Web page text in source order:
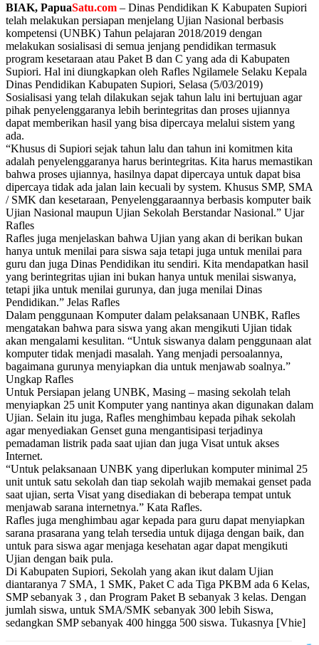
BIAK, PapuaSatu.com – Dinas Pendidikan K Kabupaten Supiori
telah melakukan persiapan menjelang Ujian Nasional berbasis
kompetensi (UNBK) Tahun pelajaran 2018/2019 dengan
melakukan sosialisasi di semua jenjang pendidikan termasuk
program kesetaraan atau Paket B dan C yang ada di Kabupaten
Supiori. Hal ini diungkapkan oleh Rafles Ngilamele Selaku Kepala
Dinas Pendidikan Kabupaten Supiori, Selasa (5/03/2019)
Sosialisasi yang telah dilakukan sejak tahun lalu ini bertujuan agar
pihak penyelenggaranya lebih berintegritas dan proses ujiannya
dapat memberikan hasil yang bisa dipercaya melalui sistem yang
ada.
“Khusus di Supiori sejak tahun lalu dan tahun ini komitmen kita
adalah penyelenggaranya harus berintegritas. Kita harus memastikan
bahwa proses ujiannya, hasilnya dapat dipercaya untuk dapat bisa
dipercaya tidak ada jalan lain kecuali by system. Khusus SMP, SMA
/ SMK dan kesetaraan, Penyelenggaraannya berbasis komputer baik
Ujian Nasional maupun Ujian Sekolah Berstandar Nasional.” Ujar
Rafles
Rafles juga menjelaskan bahwa Ujian yang akan di berikan bukan
hanya untuk menilai para siswa saja tetapi juga untuk menilai para
guru dan juga Dinas Pendidikan itu sendiri. Kita mendapatkan hasil
yang berintegritas ujian ini bukan hanya untuk menilai siswanya,
tetapi jika untuk menilai gurunya, dan juga menilai Dinas
Pendidikan.” Jelas Rafles
Dalam penggunaan Komputer dalam pelaksanaan UNBK, Rafles
mengatakan bahwa para siswa yang akan mengikuti Ujian tidak
akan mengalami kesulitan. “Untuk siswanya dalam penggunaan alat
komputer tidak menjadi masalah. Yang menjadi persoalannya,
bagaimana gurunya menyiapkan dia untuk menjawab soalnya.”
Ungkap Rafles
Untuk Persiapan jelang UNBK, Masing – masing sekolah telah
menyiapkan 25 unit Komputer yang nantinya akan digunakan dalam
Ujian. Selain itu juga, Rafles menghimbau kepada pihak sekolah
agar menyediakan Genset guna mengantisipasi terjadinya
pemadaman listrik pada saat ujian dan juga Visat untuk akses
Internet.
“Untuk pelaksanaan UNBK yang diperlukan komputer minimal 25
unit untuk satu sekolah dan tiap sekolah wajib memakai genset pada
saat ujian, serta Visat yang disediakan di beberapa tempat untuk
menjawab sarana internetnya.” Kata Rafles.
Rafles juga menghimbau agar kepada para guru dapat menyiapkan
sarana prasarana yang telah tersedia untuk dijaga dengan baik, dan
untuk para siswa agar menjaga kesehatan agar dapat mengikuti
Ujian dengan baik pula.
Di Kabupaten Supiori, Sekolah yang akan ikut dalam Ujian
diantaranya 7 SMA, 1 SMK, Paket C ada Tiga PKBM ada 6 Kelas,
SMP sebanyak 3 , dan Program Paket B sebanyak 3 kelas. Dengan
jumlah siswa, untuk SMA/SMK sebanyak 300 lebih Siswa,
sedangkan SMP sebanyak 400 hingga 500 siswa. Tukasnya [Vhie]